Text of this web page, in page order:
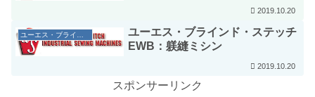
2019.10.20
ユーエス・ブラインド・ステッチ
EWB：躾縫ミシン
2019.10.20
スポンサーリンク